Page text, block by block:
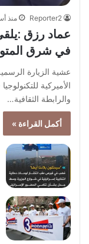
Reporter2 منذ
عماد رزق
في شرق
عشية الزيارة
والرابطة الثقافية…
أكمل القراءة »